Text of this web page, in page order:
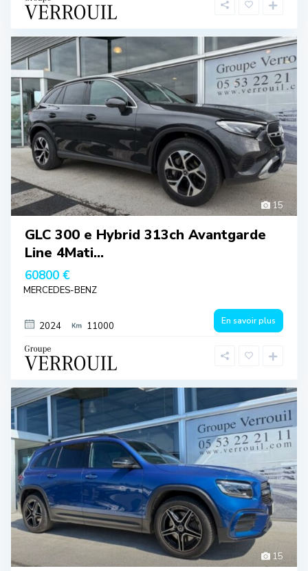
15
GLC 300 e Hybrid 313ch Avantgarde
Line 4Mati...
60800 €
MERCEDES-BENZ
2024 11000 En savoir plus
15